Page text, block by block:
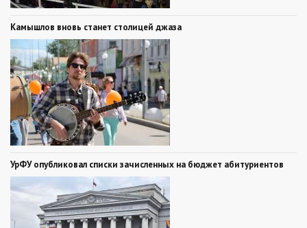
Камышлов вновь станет столицей джаза
УрФУ опубликовал списки зачисленных на бюджет абитуриентов